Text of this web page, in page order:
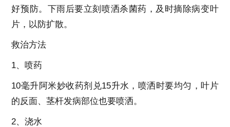
好预防。下雨后要立刻喷洒杀菌药，及时摘除病变叶
片，以防扩散。
救治方法
1、喷药
10毫升阿米妙收药剂兑15升水，喷洒时要均匀，叶片
的反面、茎杆发病部位也要喷洒。
2、浇水